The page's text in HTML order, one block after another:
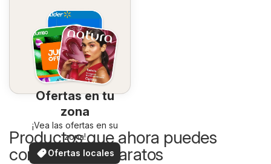
Ofertas en tu
zona
¡Vea las ofertas en su
zona!
Ofertas locales
Productos que ahora puedes
comprar más baratos